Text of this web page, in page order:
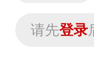
请先登录